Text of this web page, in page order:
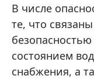
В числе
те, что
состоянием
снабжения, а